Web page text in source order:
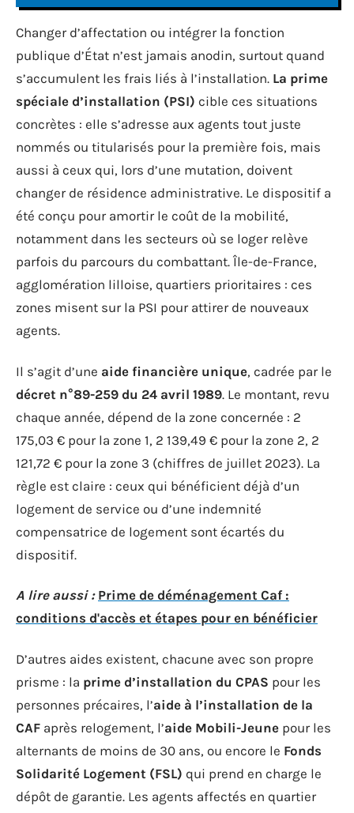
Changer d’affectation ou intégrer la fonction
publique d’État n’est jamais anodin, surtout quand
s’accumulent les frais liés à l’installation. La prime
spéciale d’installation (PSI) cible ces situations
concrètes : elle s’adresse aux agents tout juste
nommés ou titularisés pour la première fois, mais
aussi à ceux qui, lors d’une mutation, doivent
changer de résidence administrative. Le dispositif a
été conçu pour amortir le coût de la mobilité,
notamment dans les secteurs où se loger relève
parfois du parcours du combattant. Île-de-France,
agglomération lilloise, quartiers prioritaires : ces
zones misent sur la PSI pour attirer de nouveaux
agents.
Il s’agit d’une aide financière unique, cadrée par le
décret n°89-259 du 24 avril 1989. Le montant, revu
chaque année, dépend de la zone concernée : 2
175,03 € pour la zone 1, 2 139,49 € pour la zone 2, 2
121,72 € pour la zone 3 (chiffres de juillet 2023). La
règle est claire : ceux qui bénéficient déjà d’un
logement de service ou d’une indemnité
compensatrice de logement sont écartés du
dispositif.
A lire aussi : Prime de déménagement Caf :
conditions d'accès et étapes pour en bénéficier
D’autres aides existent, chacune avec son propre
prisme : la prime d’installation du CPAS pour les
personnes précaires, l’aide à l’installation de la
CAF après relogement, l’aide Mobili-Jeune pour les
alternants de moins de 30 ans, ou encore le Fonds
Solidarité Logement (FSL) qui prend en charge le
dépôt de garantie. Les agents affectés en quartier